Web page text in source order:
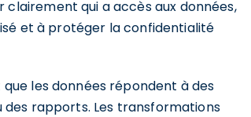
qui a accès aux données,
et à protéger la confidentialité
les données répondent à des
des rapports. Les transformations